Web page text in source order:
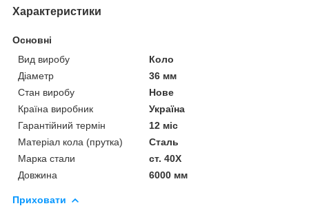
Характеристики
Основні
Вид виробу
Коло
Діаметр
36 мм
Стан виробу
Нове
Країна виробник
Україна
Гарантійний термін
12 міс
Матеріал кола (прутка)
Сталь
Марка стали
ст. 40Х
Довжина
6000 мм
Приховати